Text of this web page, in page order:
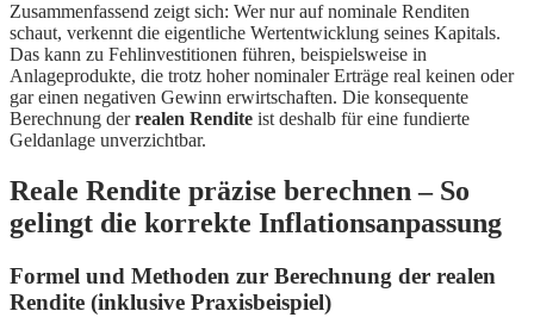
Zusammenfassend zeigt sich: Wer nur auf nominale Renditen
schaut, verkennt die eigentliche Wertentwicklung seines Kapitals.
Das kann zu Fehlinvestitionen führen, beispielsweise in
Anlageprodukte, die trotz hoher nominaler Erträge real keinen oder
gar einen negativen Gewinn erwirtschaften. Die konsequente
Berechnung derrealen Rendite ist deshalb für eine fundierte
Geldanlage unverzichtbar.
Reale Rendite präzise berechnen – So
gelingt die korrekte Inflationsanpassung
Formel und Methoden zur Berechnung der realen
Rendite (inklusive Praxisbeispiel)